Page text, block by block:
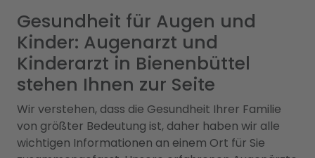
Gesundheit für Augen und
Kinder: Augenarzt und
Kinderarzt in Bienenbüttel
stehen Ihnen zur Seite
Wir verstehen, dass die Gesundheit Ihrer Familie
von größter Bedeutung ist, daher haben wir alle
wichtigen Informationen an einem Ort für Sie